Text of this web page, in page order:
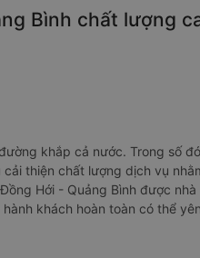
Bình chất lượng
khắp cả nước. Trong số
thiện chất lượng dịch vụ
Hới - Quảng Bình được
khách hoàn toàn có thể